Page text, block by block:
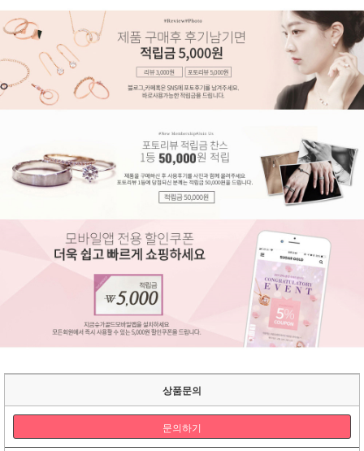
상품문의
문의하기